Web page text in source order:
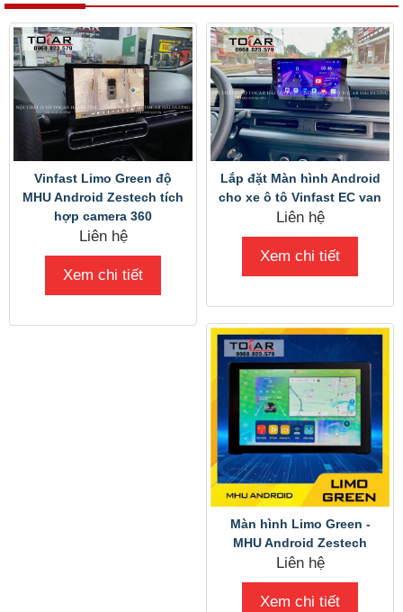
Vinfast Limo Green độ
MHU Android Zestech tích
hợp camera 360
Liên hệ
Xem chi tiết
Lắp đặt Màn hình Android
cho xe ô tô Vinfast EC van
Liên hệ
Xem chi tiết
Màn hình Limo Green -
MHU Android Zestech
Liên hệ
Xem chi tiết